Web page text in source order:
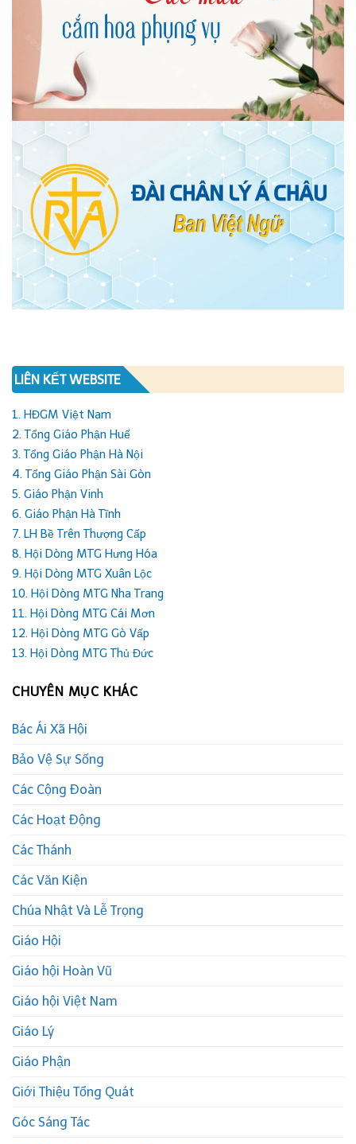
LIÊN KẾT WEBSITE
1. HĐGM Việt Nam
2. Tổng Giáo Phận Huế
3. Tổng Giáo Phận Hà Nội
4. Tổng Giáo Phận Sài Gòn
5. Giáo Phận Vinh
6. Giáo Phận Hà Tĩnh
7. LH Bề Trên Thượng Cấp
8. Hội Dòng MTG Hưng Hóa
9. Hội Dòng MTG Xuân Lộc
10. Hội Dòng MTG Nha Trang
11. Hội Dòng MTG Cái Mơn
12. Hội Dòng MTG Gò Vấp
13. Hội Dòng MTG Thủ Đức
CHUYÊN MỤC KHÁC
Bác Ái Xã Hội
Bảo Vệ Sự Sống
Các Cộng Đoàn
Các Hoạt Động
Các Thánh
Các Văn Kiện
Chúa Nhật Và Lễ Trọng
Giáo Hội
Giáo hội Hoàn Vũ
Giáo hội Việt Nam
Giáo Lý
Giáo Phận
Giới Thiệu Tổng Quát
Góc Sáng Tác